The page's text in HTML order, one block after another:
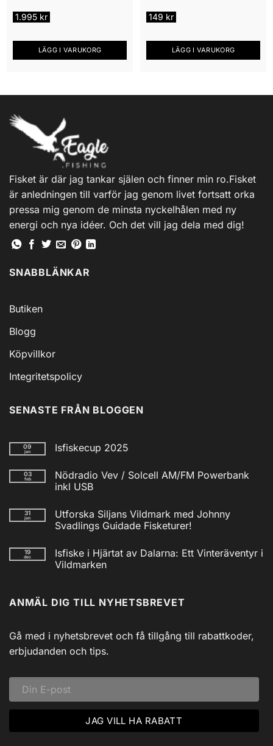
1.995 kr
LÄGG I VARUKORG
149 kr
LÄGG I VARUKORG
Fisket är där jag tankar själen och finner min ro.Fisket
är anledningen till varför jag genom livet fortsatt orka
pressa mig genom de minsta nyckelhålen med ny
energi och nya idéer. Och det vill jag dela med dig!
SNABBLÄNKAR
Butiken
Blogg
Köpvillkor
Integritetspolicy
SENASTE FRÅN BLOGGEN
09
jan Isfiskecup 2025
till
Isfiskecup
2025
03
feb
Nödradio Vev / Solcell AM/FM Powerbank
inkl USB
till
Nödradio
Vev
AM/FM
Powerbank
inkl
31
jan
Utforska Siljans Vildmark med Johnny
Svadlings Guidade Fisketurer!
till
Utforska
Siljans
Svadlings
Guidade
19
dec
Isfiske i Hjärtat av Dalarna: Ett Vinteräventyr i
Vildmarken
Isfiske
i
Dalarna:
Ett
Vinteräventyr
i
ANMÄL DIG TILL NYHETSBREVET
Gå med i nyhetsbrevet och få tillgång till rabattkoder,
erbjudanden och tips.